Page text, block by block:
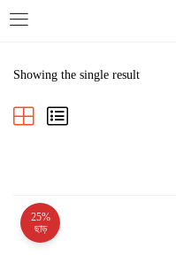
Showing the single result
25%
ছাড়